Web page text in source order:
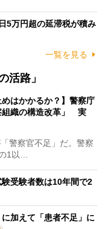
5万円超の延滞税が積み
一覧を見る
活路」
めはかかるか？】警察庁
組織の構造改革」 実
警察官不足」だ。警察
1以…
験受験者数は10年間で2
加えて「患者不足」に